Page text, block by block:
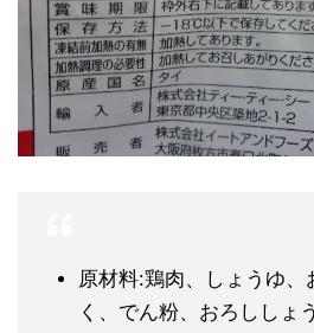
原材料:鶏肉、しょうゆ、
く、でん粉、おろししょ